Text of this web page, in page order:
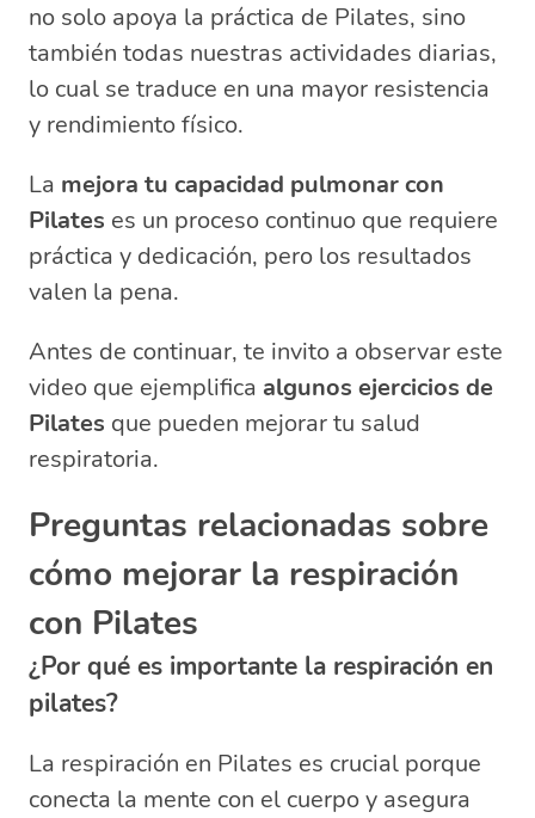
no solo apoya la práctica de Pilates, sino
también todas nuestras actividades diarias,
lo cual se traduce en una mayor resistencia
y rendimiento físico.
La mejora tu capacidad pulmonar con
Pilates es un proceso continuo que requiere
práctica y dedicación, pero los resultados
valen la pena.
Antes de continuar, te invito a observar este
video que ejemplifica algunos ejercicios de
Pilates que pueden mejorar tu salud
respiratoria.
Preguntas relacionadas sobre
cómo mejorar la respiración
con Pilates
¿Por qué es importante la respiración en
pilates?
La respiración en Pilates es crucial porque
conecta la mente con el cuerpo y asegura